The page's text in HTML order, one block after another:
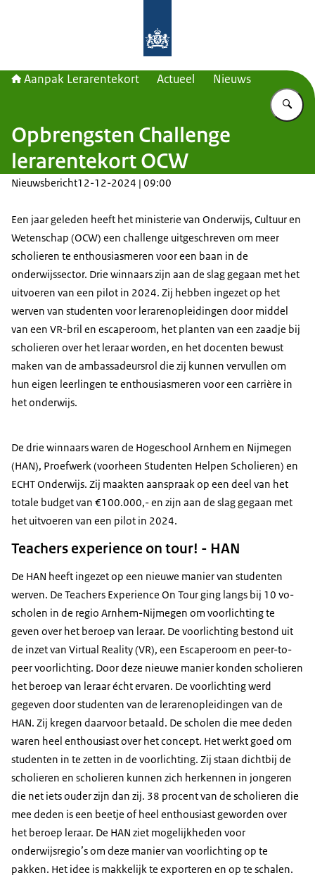
Aanpak Lerarentekort Actueel Nieuws
Opbrengsten Challenge
lerarentekort OCW
Nieuwsbericht12-12-2024 | 09:00
Een jaar geleden heeft het ministerie van Onderwijs, Cultuur en
Wetenschap (OCW) een challenge uitgeschreven om meer
scholieren te enthousiasmeren voor een baan in de
onderwijssector. Drie winnaars zijn aan de slag gegaan met het
uitvoeren van een pilot in 2024. Zij hebben ingezet op het
werven van studenten voor lerarenopleidingen door middel
van een VR-bril en escaperoom, het planten van een zaadje bij
scholieren over het leraar worden, en het docenten bewust
maken van de ambassadeursrol die zij kunnen vervullen om
hun eigen leerlingen te enthousiasmeren voor een carrière in
het onderwijs.
De drie winnaars waren de Hogeschool Arnhem en Nijmegen
(HAN), Proefwerk (voorheen Studenten Helpen Scholieren) en
ECHT Onderwijs. Zij maakten aanspraak op een deel van het
totale budget van €100.000,- en zijn aan de slag gegaan met
het uitvoeren van een pilot in 2024.
Teachers experience on tour! - HAN
De HAN heeft ingezet op een nieuwe manier van studenten
werven. De Teachers Experience On Tour ging langs bij 10 vo-
scholen in de regio Arnhem-Nijmegen om voorlichting te
geven over het beroep van leraar. De voorlichting bestond uit
de inzet van Virtual Reality (VR), een Escaperoom en peer-to-
peer voorlichting. Door deze nieuwe manier konden scholieren
het beroep van leraar écht ervaren. De voorlichting werd
gegeven door studenten van de lerarenopleidingen van de
HAN. Zij kregen daarvoor betaald. De scholen die mee deden
waren heel enthousiast over het concept. Het werkt goed om
studenten in te zetten in de voorlichting. Zij staan dichtbij de
scholieren en scholieren kunnen zich herkennen in jongeren
die net iets ouder zijn dan zij. 38 procent van de scholieren die
mee deden is een beetje of heel enthousiast geworden over
het beroep leraar. De HAN ziet mogelijkheden voor
onderwijsregio’s om deze manier van voorlichting op te
pakken. Het idee is makkelijk te exporteren en op te schalen.